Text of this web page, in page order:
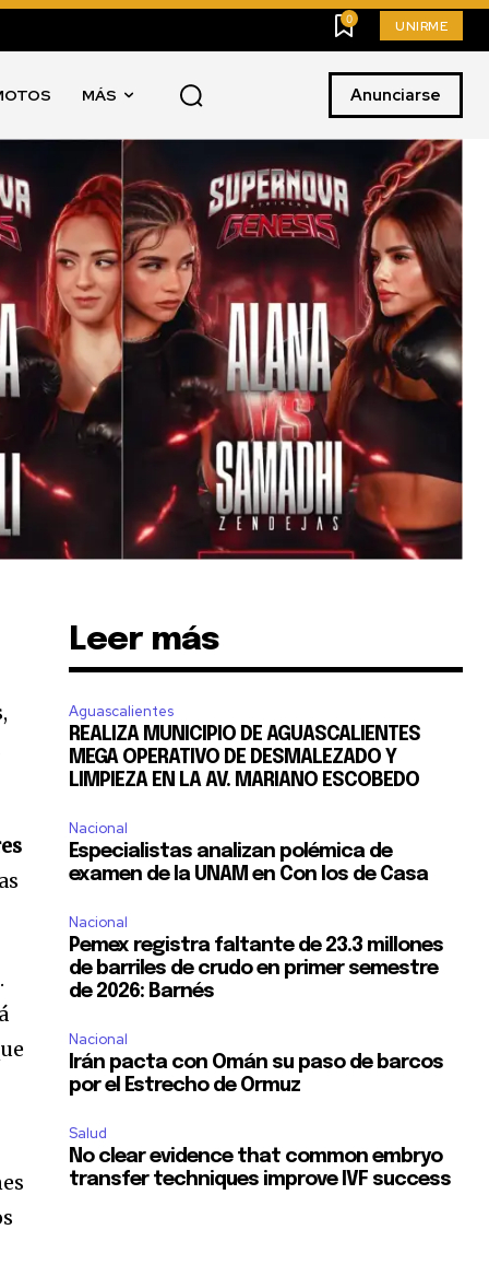
0 UNIRME
MÁS Anunciarse
Leer más
Aguascalientes
REALIZA MUNICIPIO DE AGUASCALIENTES
MEGA OPERATIVO DE DESMALEZADO Y
LIMPIEZA EN LA AV. MARIANO ESCOBEDO
Nacional
Especialistas analizan polémica de
examen de la UNAM en Con los de Casa
Nacional
Pemex registra faltante de 23.3 millones
de barriles de crudo en primer semestre
de 2026: Barnés
Nacional
Irán pacta con Omán su paso de barcos
por el Estrecho de Ormuz
Salud
No clear evidence that common embryo
transfer techniques improve IVF success